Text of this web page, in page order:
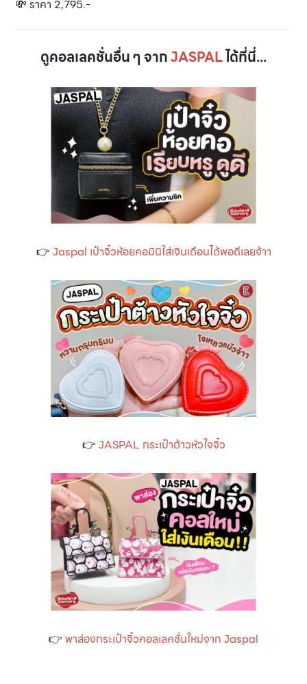
💸 ราคา 2,795.-
ดูคอลเลคชั่นอื่น ๆ จากJASPALได้ที่นี่...
👉 Jaspal เป๋าจิ๋วห้อยคอมินิใส่เงินเดือนได้พอดีเลยจ้าา
👉 JASPAL กระเป๋าต้าวหัวใจจิ๋ว
👉 พาส่องกระเป๋าจิ๋วคอลเลคชั่นใหม่จาก Jaspal